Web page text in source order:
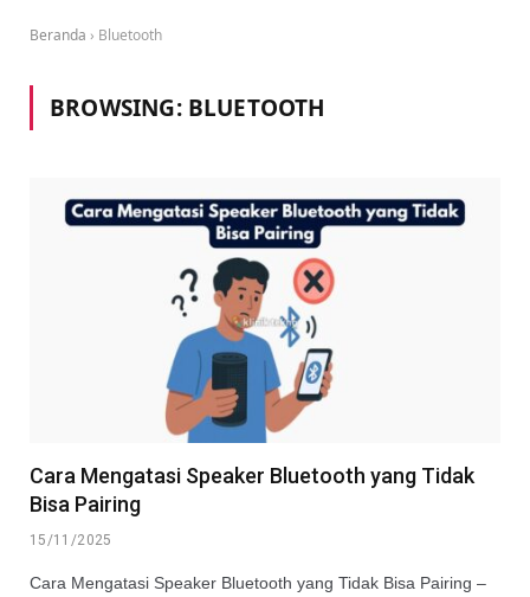
Beranda › Bluetooth
BROWSING: BLUETOOTH
Cara Mengatasi Speaker Bluetooth yang Tidak
Bisa Pairing
15/11/2025
Cara Mengatasi Speaker Bluetooth yang Tidak Bisa Pairing –